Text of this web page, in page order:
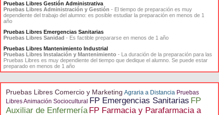
Pruebas Libres Gestión Administrativa
Pruebas Libres Administración y Gestión - El tiempo de preparación es muy
dependiente del trabajo del alumno: es posible estudiar la preparación en menos de 1
año
Pruebas Libres Emergencias Sanitarias
Pruebas Libres Sanidad - Es factible prepararse en menos de 1 año
Pruebas Libres Mantenimiento Industrial
Pruebas Libres Instalación y Mantenimiento - La duración de la preparación para las
Pruebas Libres es muy dependiente del tiempo que dedique el alumno. Se puede estar
preparado en menos de 1 año
Pruebas Libres Comercio y Marketing Agraria a Distancia Pruebas
Libres Animación Sociocultural FP Emergencias Sanitarias FP
Auxiliar de Enfermería FP Farmacia y Parafarmacia a